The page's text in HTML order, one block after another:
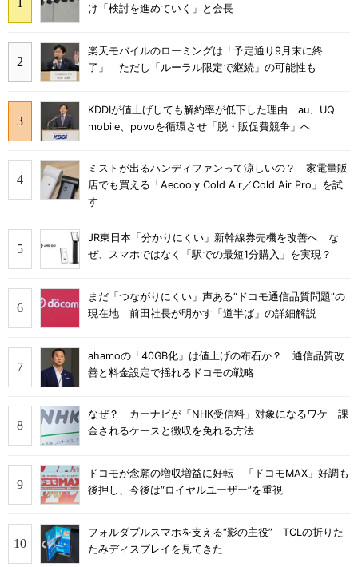
け「検討を進めていく」と会長
楽天モバイルのローミングは「予定通り9月末に終
了」 ただし「ルーラル限定で継続」の可能性も
KDDIが値上げしても解約率が低下した理由 au、UQ
mobile、povoを循環させ「脱・販促費競争」へ
ミストが出るハンディファンって涼しいの？ 家電量販
店でも買える「Aecooly Cold Air／Cold Air Pro」を試
す
JR東日本「分かりにくい」新幹線券売機を改善へ な
ぜ、スマホではなく「駅での最短1分購入」を実現？
まだ「つながりにくい」声ある“ドコモ通信品質問題”の
現在地 前田社長が明かす「道半ば」の詳細解説
ahamoの「40GB化」は値上げの布石か？ 通信品質改
善と料金設定で揺れるドコモの戦略
なぜ？ カーナビが「NHK受信料」対象になるワケ 課
金されるケースと徴収を免れる方法
ドコモが念願の増収増益に好転 「ドコモMAX」好調も
後押し、今後は“ロイヤルユーザー”を重視
フォルダブルスマホを支える“影の主役” TCLの折りた
たみディスプレイを見てきた